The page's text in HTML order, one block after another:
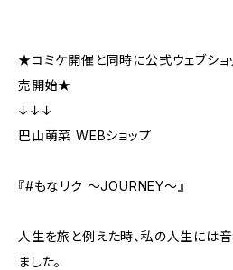
★コミケ開催と同時に公式ウェブシ
売開始★
↓↓↓
巴山萌菜 WEBショップ
『#もなリク 〜JOURNEY〜』
人生を旅と例えた時、私の人生には
ました。